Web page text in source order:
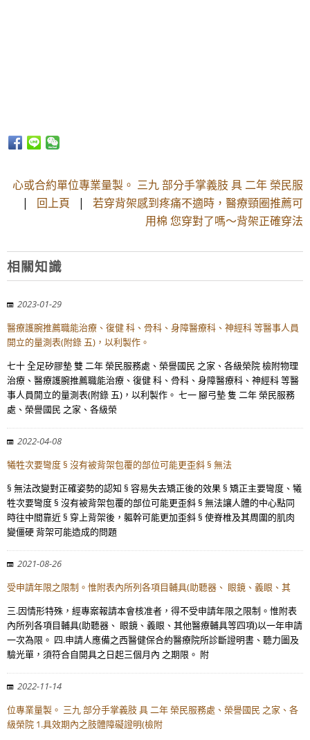
心或合約單位專業量製。 三九 部分手掌義肢 具 二年 榮民服
| 回上頁 | 若穿背架感到疼痛不適時，醫療頸圈推薦可
用棉 您穿對了嗎～背架正確穿法
相關知識
2023-01-29
醫療護腕推薦職能治療、復健 科、骨科、身障醫療科、神經科 等醫事人員
開立的量測表(附錄 五)，以利製作。
七十 全足矽膠墊 雙 二年 榮民服務處、榮譽國民 之家、各級榮院 檢附物理
治療、醫療護腕推薦職能治療、復健 科、骨科、身障醫療科、神經科 等醫
事人員開立的量測表(附錄 五)，以利製作。 七一 腳弓墊 隻 二年 榮民服務
處、榮譽國民 之家、各級榮
2022-04-08
犧牲次要彎度 § 沒有被背架包覆的部位可能更歪斜 § 無法
§ 無法改變對正確姿勢的認知 § 容易失去矯正後的效果 § 矯正主要彎度、犧
牲次要彎度 § 沒有被背架包覆的部位可能更歪斜 § 無法讓人體的中心點同
時往中間靠近 § 穿上背架後，軀幹可能更加歪斜 § 使脊椎及其周圍的肌肉
變僵硬 背架可能造成的問題
2021-08-26
受申請年限之限制。惟附表內所列各項目輔具(助聽器、 眼鏡、義眼、其
三.因情形特殊，經專案報請本會核准者，得不受申請年限之限制。惟附表
內所列各項目輔具(助聽器、 眼鏡、義眼、其他醫療輔具等四項)以一年申請
一次為限。 四.申請人應備之西醫健保合約醫療院所診斷證明書、聽力圖及
驗光單，須符合自開具之日起三個月內 之期限。 附
2022-11-14
位專業量製。 三九 部分手掌義肢 具 二年 榮民服務處、榮譽國民 之家、各
級榮院 1.具效期內之肢體障礙證明(檢附